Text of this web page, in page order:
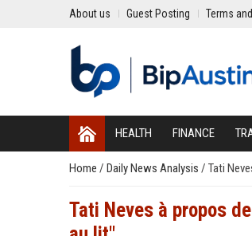
About us Guest Posting Terms
HEALTH FINANCE
Home / Daily News Analysis / Tati
Tati Neves à propos